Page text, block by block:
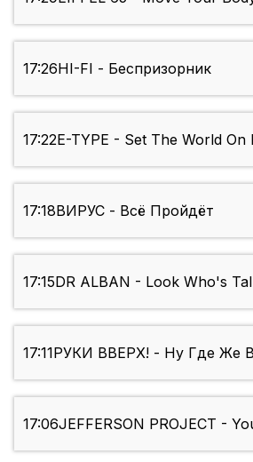
17:26HI-FI - Беспризорник
17:22E-TYPE - Set The World On
17:18ВИРУС - Всё Пройдёт
17:15DR ALBAN - Look Who's
17:11РУКИ ВВЕРХ! - Ну Где Же
17:06JEFFERSON PROJECT -